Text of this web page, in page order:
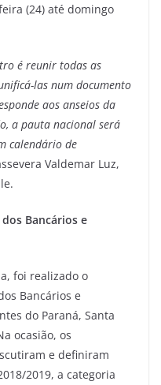
(24) até domingo
é reunir todas as
las num documento
aos anseios da
a pauta nacional será
calendário de
Valdemar Luz,
Bancários e
foi realizado o
Bancários e
do Paraná, Santa
ocasião, os
e definiram
2019, a categoria